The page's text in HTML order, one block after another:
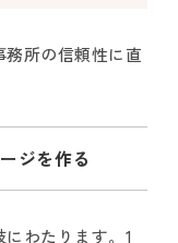
所の信頼性に直
ジを作る
わたります。1